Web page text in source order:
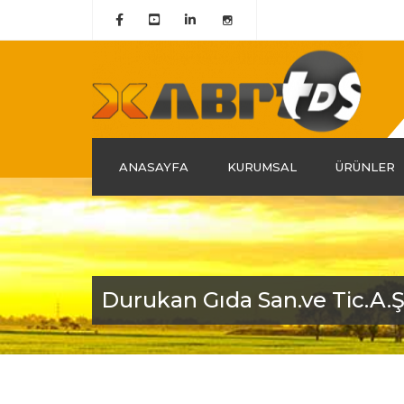
ANASAYFA KURUMSAL
Hakkımızda
Tarihçemiz
Kalite Belgelerimiz
ÜRÜNLER
Durukan Gıda San.ve